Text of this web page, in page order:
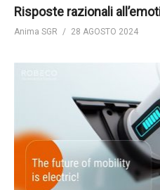
Risposte razionali
Anima SGR 28 AGOSTO 2024